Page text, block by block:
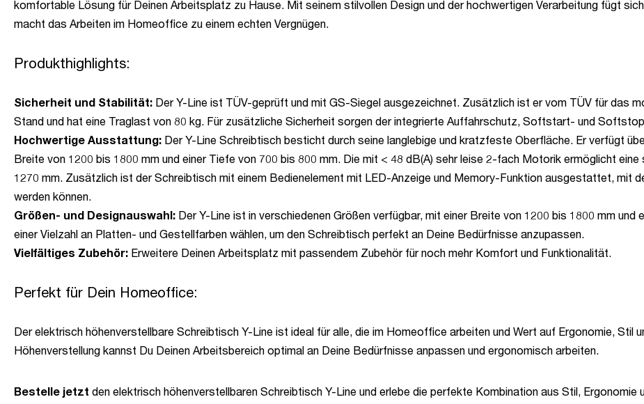
komfortable Lösung für Deinen Arbeitsplatz zu Hause. Mit seinem stilvollen Design und der hochwertigen Verarbeitung fügt
macht das Arbeiten im Homeoffice zu einem echten Vergnügen.
Produkthighlights:
Sicherheit und Stabilität: Der Y-Line ist TÜV-geprüft und mit GS-Siegel ausgezeichnet. Zusätzlich ist er vom TÜV für das
Stand und hat eine Traglast von 80 kg. Für zusätzliche Sicherheit sorgen der integrierte Auffahrschutz, Softstart- und
Hochwertige Ausstattung: Der Y-Line Schreibtisch besticht durch seine langlebige und kratzfeste Oberfläche. Er verfügt
Breite von 1200 bis 1800 mm und einer Tiefe von 700 bis 800 mm. Die mit < 48 dB(A) sehr leise 2-fach Motorik ermöglicht
1270 mm. Zusätzlich ist der Schreibtisch mit einem Bedienelement mit LED-Anzeige und Memory-Funktion ausgestattet, mit
werden können.
Größen- und Designauswahl: Der Y-Line ist in verschiedenen Größen verfügbar, mit einer Breite von 1200 bis 1800 mm
einer Vielzahl an Platten- und Gestellfarben wählen, um den Schreibtisch perfekt an Deine Bedürfnisse anzupassen.
Vielfältiges Zubehör: Erweitere Deinen Arbeitsplatz mit passendem Zubehör für noch mehr Komfort und Funktionalität.
Perfekt für Dein Homeoffice:
Der elektrisch höhenverstellbare Schreibtisch Y-Line ist ideal für alle, die im Homeoffice arbeiten und Wert auf Ergonomie, Stil
Höhenverstellung kannst Du Deinen Arbeitsbereich optimal an Deine Bedürfnisse anpassen und ergonomisch arbeiten.
Bestelle jetzt den elektrisch höhenverstellbaren Schreibtisch Y-Line und erlebe die perfekte Kombination aus Stil,